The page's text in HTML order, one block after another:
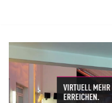
Inhalt
springen